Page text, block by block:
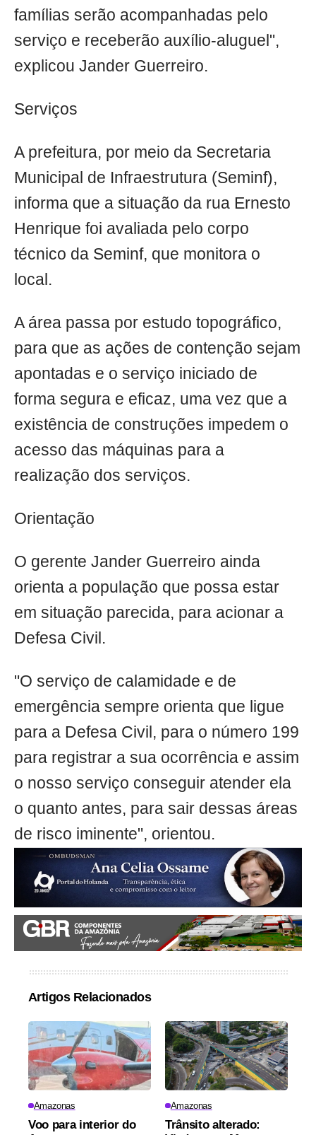
famílias serão acompanhadas pelo
serviço e receberão auxílio-aluguel",
explicou Jander Guerreiro.
Serviços
A prefeitura, por meio da Secretaria
Municipal de Infraestrutura (Seminf),
informa que a situação da rua Ernesto
Henrique foi avaliada pelo corpo
técnico da Seminf, que monitora o
local.
A área passa por estudo topográfico,
para que as ações de contenção sejam
apontadas e o serviço iniciado de
forma segura e eficaz, uma vez que a
existência de construções impedem o
acesso das máquinas para a
realização dos serviços.
Orientação
O gerente Jander Guerreiro ainda
orienta a população que possa estar
em situação parecida, para acionar a
Defesa Civil.
"O serviço de calamidade e de
emergência sempre orienta que ligue
para a Defesa Civil, para o número 199
para registrar a sua ocorrência e assim
o nosso serviço conseguir atender ela
o quanto antes, para sair dessas áreas
de risco iminente", orientou.
Artigos Relacionados
Amazonas
Voo para interior do
Amazonas
Trânsito alterado: